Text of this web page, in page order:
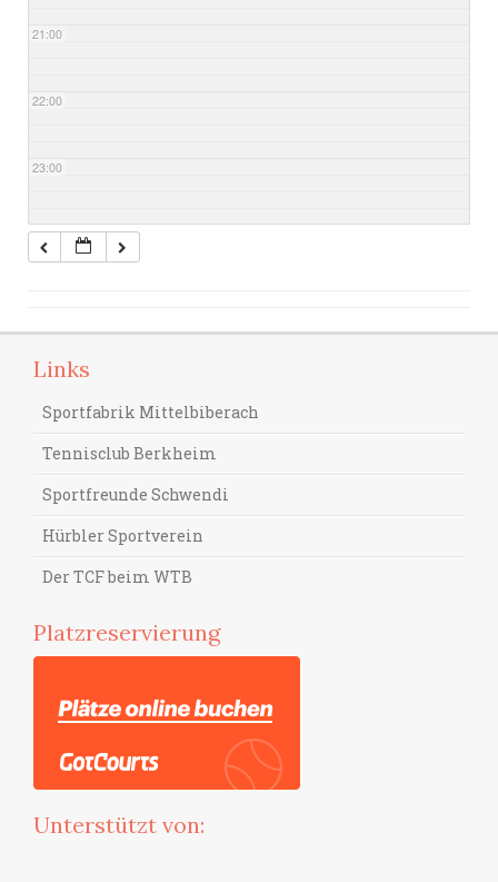
21:00
22:00
23:00
Links
Sportfabrik Mittelbiberach
Tennisclub Berkheim
Sportfreunde Schwendi
Hürbler Sportverein
Der TCF beim WTB
Platzreservierung
Unterstützt von: